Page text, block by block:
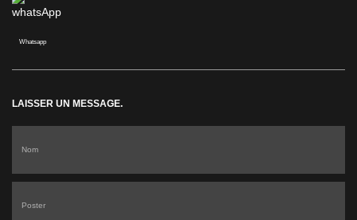
Whatsapp
LAISSER UN MESSAGE.